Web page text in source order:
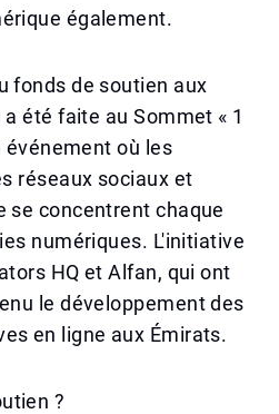
également.
fonds de soutien aux
été faite au Sommet « 1
événement où les
réseaux sociaux et
se concentrent chaque
numériques. L'initiative
HQ et Alfan, qui ont
le développement des
en ligne aux Émirats.
?